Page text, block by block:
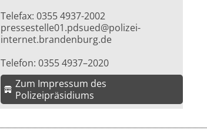
Telefax: 0355 4937-2002
pressestelle01.pdsued@polizei-
internet.brandenburg.de
Telefon: 0355 4937–2020
Zum Impressum des
Polizeipräsidiums